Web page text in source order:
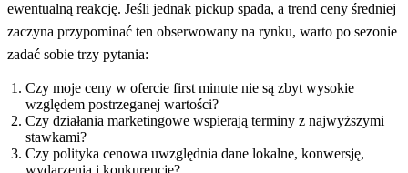
ewentualną reakcję. Jeśli jednak pickup spada, a trend ceny średniej
zaczyna przypominać ten obserwowany na rynku, warto po sezonie
zadać sobie trzy pytania:
Czy moje ceny w ofercie first minute nie są zbyt wysokie
względem postrzeganej wartości?
Czy działania marketingowe wspierają terminy z najwyższymi
stawkami?
Czy polityka cenowa uwzględnia dane lokalne, konwersję,